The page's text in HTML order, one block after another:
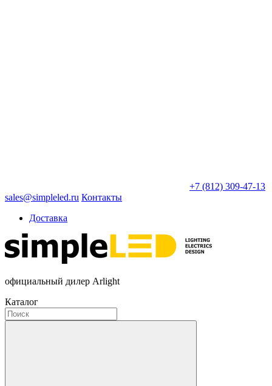
+7 (812) 309-47-13
sales@simpleled.ru Контакты
Доставка
официальный дилер Arlight
Каталог